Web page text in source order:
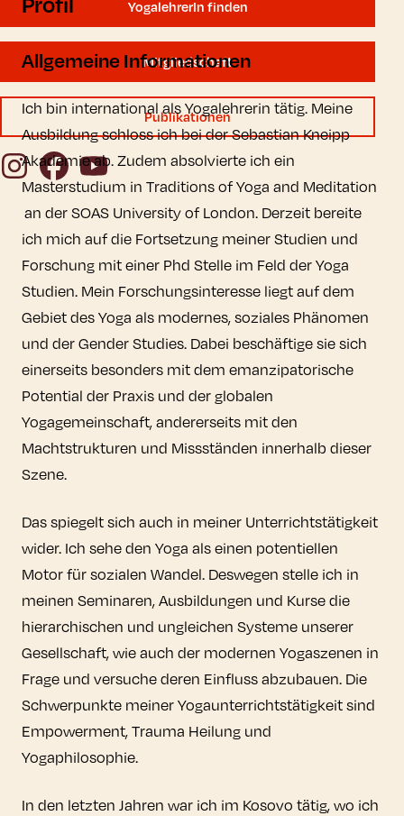
YogalehrerIn finden
Mitgliedschaft
Publikationen
InstagramFacebookYouTube
Allgemeine Informationen
Ich bin international als Yogalehrerin tätig. Meine
Ausbildung schloss ich bei der Sebastian Kneipp
Akademie ab. Zudem absolvierte ich ein
Masterstudium in Traditions of Yoga and Meditation
an der SOAS University of London. Derzeit bereite
ich mich auf die Fortsetzung meiner Studien und
Forschung mit einer Phd Stelle im Feld der Yoga
Studien. Mein Forschungsinteresse liegt auf dem
Gebiet des Yoga als modernes, soziales Phänomen
und der Gender Studies. Dabei beschäftige sie sich
einerseits besonders mit dem emanzipatorische
Potential der Praxis und der globalen
Yogagemeinschaft, andererseits mit den
Machtstrukturen und Missständen innerhalb dieser
Szene.
Das spiegelt sich auch in meiner Unterrichtstätigkeit
wider. Ich sehe den Yoga als einen potentiellen
Motor für sozialen Wandel. Deswegen stelle ich in
meinen Seminaren, Ausbildungen und Kurse die
hierarchischen und ungleichen Systeme unserer
Gesellschaft, wie auch der modernen Yogaszenen in
Frage und versuche deren Einfluss abzubauen. Die
Schwerpunkte meiner Yogaunterrichtstätigkeit sind
Empowerment, Trauma Heilung und
Yogaphilosophie.
In den letzten Jahren war ich im Kosovo tätig, wo ich